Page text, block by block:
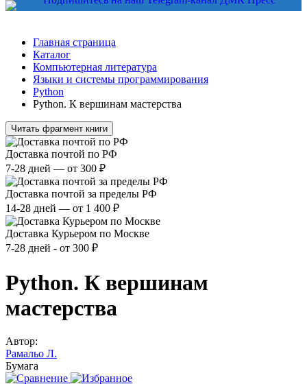
Главная страница
Каталог
Компьютерная литература
Языки и системы программирования
Python
Python. К вершинам мастерства
Читать фрагмент книги
Доставка почтой по РФ
7-28 дней — от 300 ₽
Доставка почтой за пределы РФ
14-28 дней — от 1 400 ₽
Доставка Курьером по Москве
7-28 дней - от 300 ₽
Python. К вершинам
мастерства
Автор:
Рамальо Л.
Бумага